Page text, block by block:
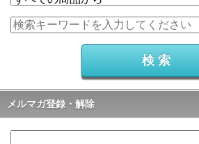
メルマガ登録・解除